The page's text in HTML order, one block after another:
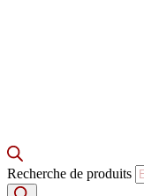
Recherche de produits